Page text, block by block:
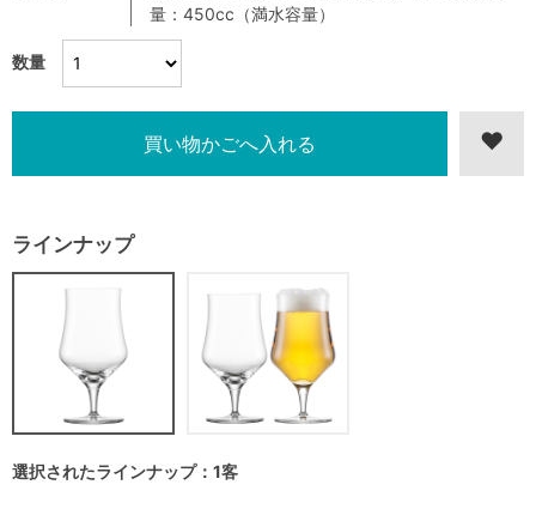
数量
量：450cc（満水容量）
ラインナップ
選択されたラインナップ：1客